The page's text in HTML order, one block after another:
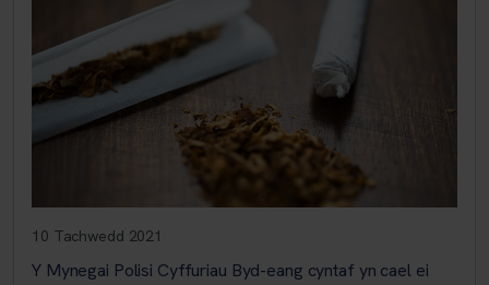
10 Tachwedd 2021
Y Mynegai Polisi Cyffuriau Byd-eang cyntaf yn cael ei